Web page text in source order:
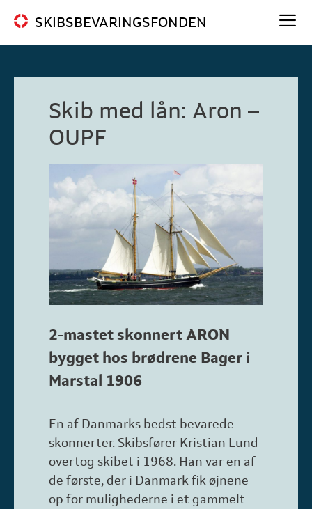
indhold
SKIBSBEVARINGSFONDEN
Skib med lån: Aron –
OUPF
2-mastet skonnert ARON
bygget hos brødrene Bager i
Marstal 1906
En af Danmarks bedst bevarede
skonnerter. Skibsfører Kristian Lund
overtog skibet i 1968. Han var en af
de første, der i Danmark fik øjnene
op for mulighederne i et gammelt